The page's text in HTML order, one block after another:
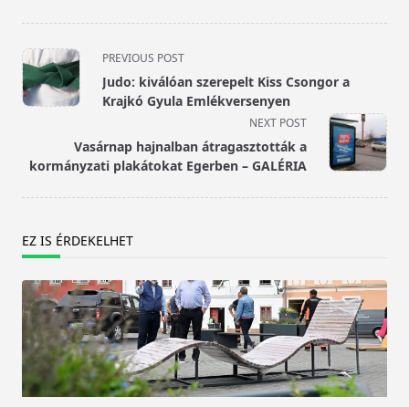
<span
class="nav-
subtitle
text">Page</span>
PREVIOUS POST
Judo: kiválóan szerepelt Kiss Csongor a
Krajkó Gyula Emlékversenyen
NEXT POST
Vasárnap hajnalban átragasztották a
kormányzati plakátokat Egerben – GALÉRIA
EZ IS ÉRDEKELHET